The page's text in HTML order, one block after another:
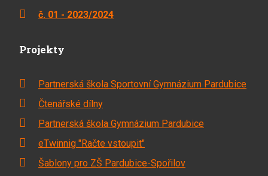
č. 01 - 2023/2024
Projekty
Partnerská škola Sportovní Gymnázium Pardubice
Čtenářské dílny
Partnerská škola Gymnázium Pardubice
eTwinnig "Račte vstoupit"
Šablony pro ZŠ Pardubice-Spořilov